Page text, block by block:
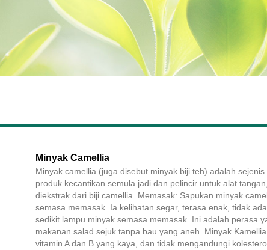
Minyak Camellia
Minyak camellia (juga disebut minyak biji teh) adalah sejenis
produk kecantikan semula jadi dan pelincir untuk alat
diekstrak dari biji camellia. Memasak: Sapukan minyak
semasa memasak. Ia kelihatan segar, terasa enak, tidak
sedikit lampu minyak semasa memasak. Ini adalah perasa
makanan salad sejuk tanpa bau yang aneh. Minyak
vitamin A dan B yang kaya, dan tidak mengandungi